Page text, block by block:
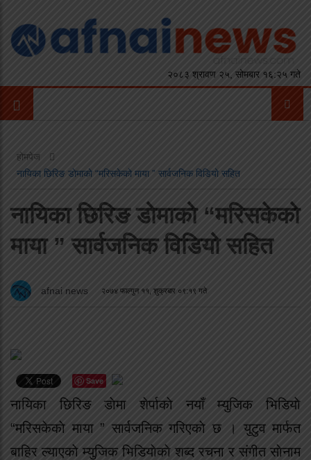
२०८३ श्रावण २५, सोमबार १६:२५ गते
होमपेज
नायिका छिरिङ डाेमाकाे “मरिसकेकाे माया ” सार्वजनिक विडियो सहित
नायिका छिरिङ डाेमाकाे “मरिसकेकाे
माया ” सार्वजनिक विडियो सहित
afnai news २०७४ फाल्गुन ११, शुक्रबार ०९:१९ गते
Save
नायिका छिरिङ डाेमा शेर्पाकाे नयाँ म्युजिक भिडियाे
“मरिसकेकाे माया ” सार्वजनिक गरिएकाे छ । युटुव मार्फत
बाहिर ल्याएकाे म्युजिक भिडियाेकाे शब्द रचना र संगीत साेनाम